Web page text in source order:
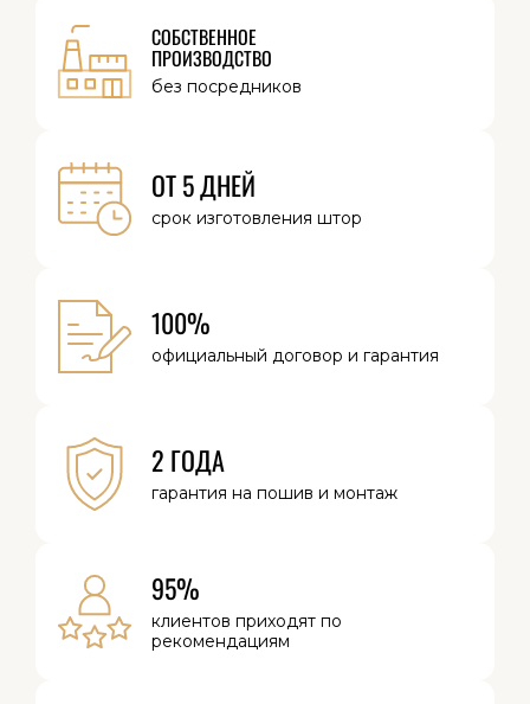
СОБСТВЕННОЕ
ПРОИЗВОДСТВО
без посредников
ОТ 5 ДНЕЙ
срок изготовления штор
100%
официальный договор и гарантия
2 ГОДА
гарантия на пошив и монтаж
95%
клиентов приходят по
рекомендациям